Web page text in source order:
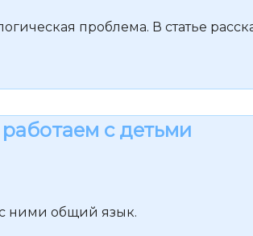
проблема. В статье
с детьми
ними общий язык.